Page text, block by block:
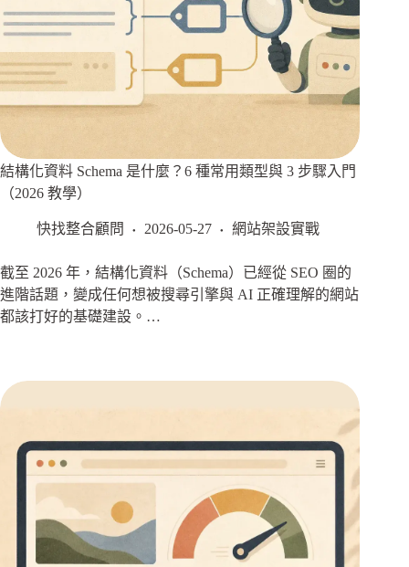
結構化資料 Schema 是什麼？6 種常用類型與 3 步驟入門
（2026 教學）
快找整合顧問 2026-05-27 網站架設實戰
截至 2026 年，結構化資料（Schema）已經從 SEO 圈的
進階話題，變成任何想被搜尋引擎與 AI 正確理解的網站
都該打好的基礎建設。…